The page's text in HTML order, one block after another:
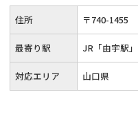
住所 〒740-1455
最寄り駅 JR「由宇駅」
対応エリア 山口県